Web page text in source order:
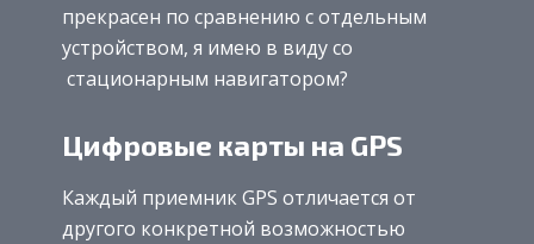
прекрасен по сравнению с отдельным
устройством, я имею в виду со
стационарным навигатором?
Цифровые карты на GPS
Каждый приемник GPS отличается от
другого конкретной возможностью